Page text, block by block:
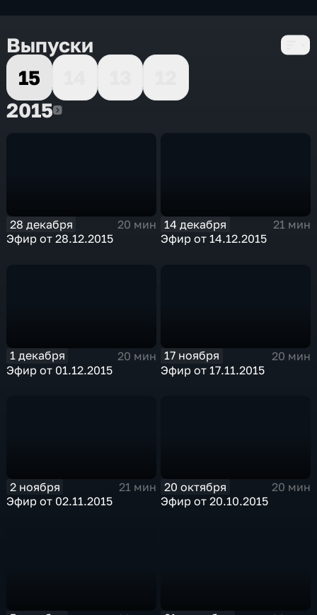
Выпуски
15
20152015
28 декабря
20 мин
Эфир от 28.12.2015
14 декабря
21 мин
Эфир от 14.12.2015
1 декабря
20 мин
Эфир от 01.12.2015
17 ноября
20 мин
Эфир от 17.11.2015
2 ноября
21 мин
Эфир от 02.11.2015
20 октября
20 мин
Эфир от 20.10.2015